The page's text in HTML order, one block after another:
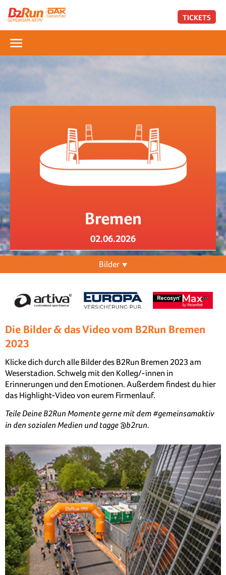
TICKETS
Bremen
02.06.2026
Bilder
Die Bilder & das Video vom B2Run Bremen
2023
Klicke dich durch alle Bilder des B2Run Bremen 2023 am
Weserstadion. Schwelg mit den Kolleg/-innen in
Erinnerungen und den Emotionen. Außerdem findest du hier
das Highlight-Video von eurem Firmenlauf.
Teile Deine B2Run Momente gerne mit dem #gemeinsamaktiv
in den sozialen Medien und tagge @b2run.